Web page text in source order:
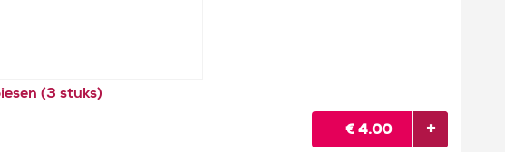
(3 stuks)
€ 4.00